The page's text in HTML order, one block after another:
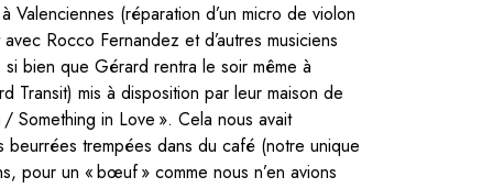
(réparation d’un micro de violon
Rocco Fernandez et d’autres musiciens
bien que Gérard rentra le soir même à
Transit) mis à disposition par leur maison de
Something in Love ». Cela nous avait
trempées dans du café (notre unique
pour un « bœuf » comme nous n’en avions